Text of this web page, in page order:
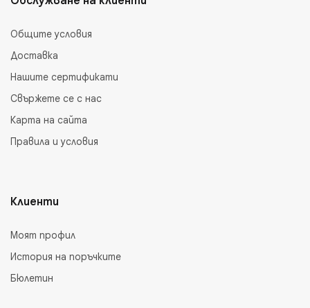
Общите условия
Доставка
Нашите сертификати
Свържете се с нас
Карта на сайта
Правила и условия
Клиенти
Моят профил
История на поръчките
Бюлетин